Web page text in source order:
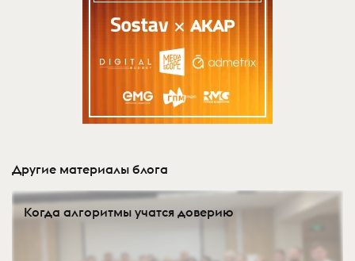
Другие материалы блога
Когда алгоритмы учатся доверию